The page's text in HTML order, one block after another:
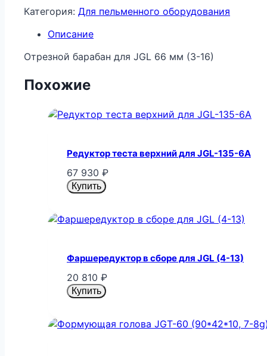
Категория: Для пельменного оборудования
Описание
Отрезной барабан для JGL 66 мм (3-16)
Похожие
Редуктор теста верхний для JGL-135-6A
67 930 ₽
Купить
Фаршередуктор в сборе для JGL (4-13)
20 810 ₽
Купить